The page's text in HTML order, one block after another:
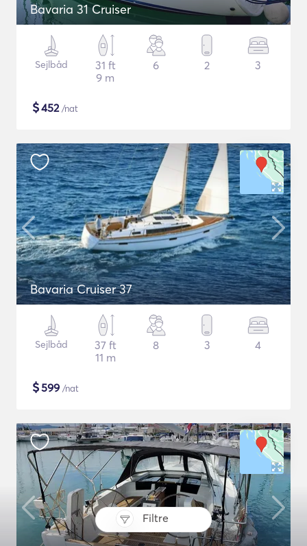
Filtre
Bavaria 31 Cruiser
Sejlbåd
31 ft
9 m
6 2 3
$452/nat
Bavaria Cruiser 37
Sejlbåd
37 ft
11 m
8 3 4
$599 /nat